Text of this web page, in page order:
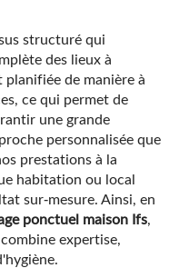
structuré qui
des lieux à
de manière à
ce qui permet de
une grande
personnalisée que
prestations à la
habitation ou local
sur-mesure. Ainsi, en
ponctuel maison Ifs,
expertise,